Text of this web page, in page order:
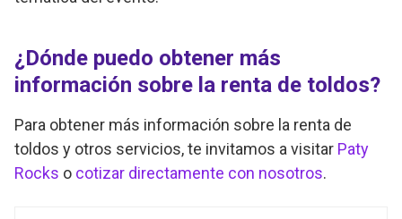
¿Dónde puedo obtener más
información sobre la renta de toldos?
Para obtener más información sobre la renta de
toldos y otros servicios, te invitamos a visitar Paty
Rocks o cotizar directamente con nosotros.